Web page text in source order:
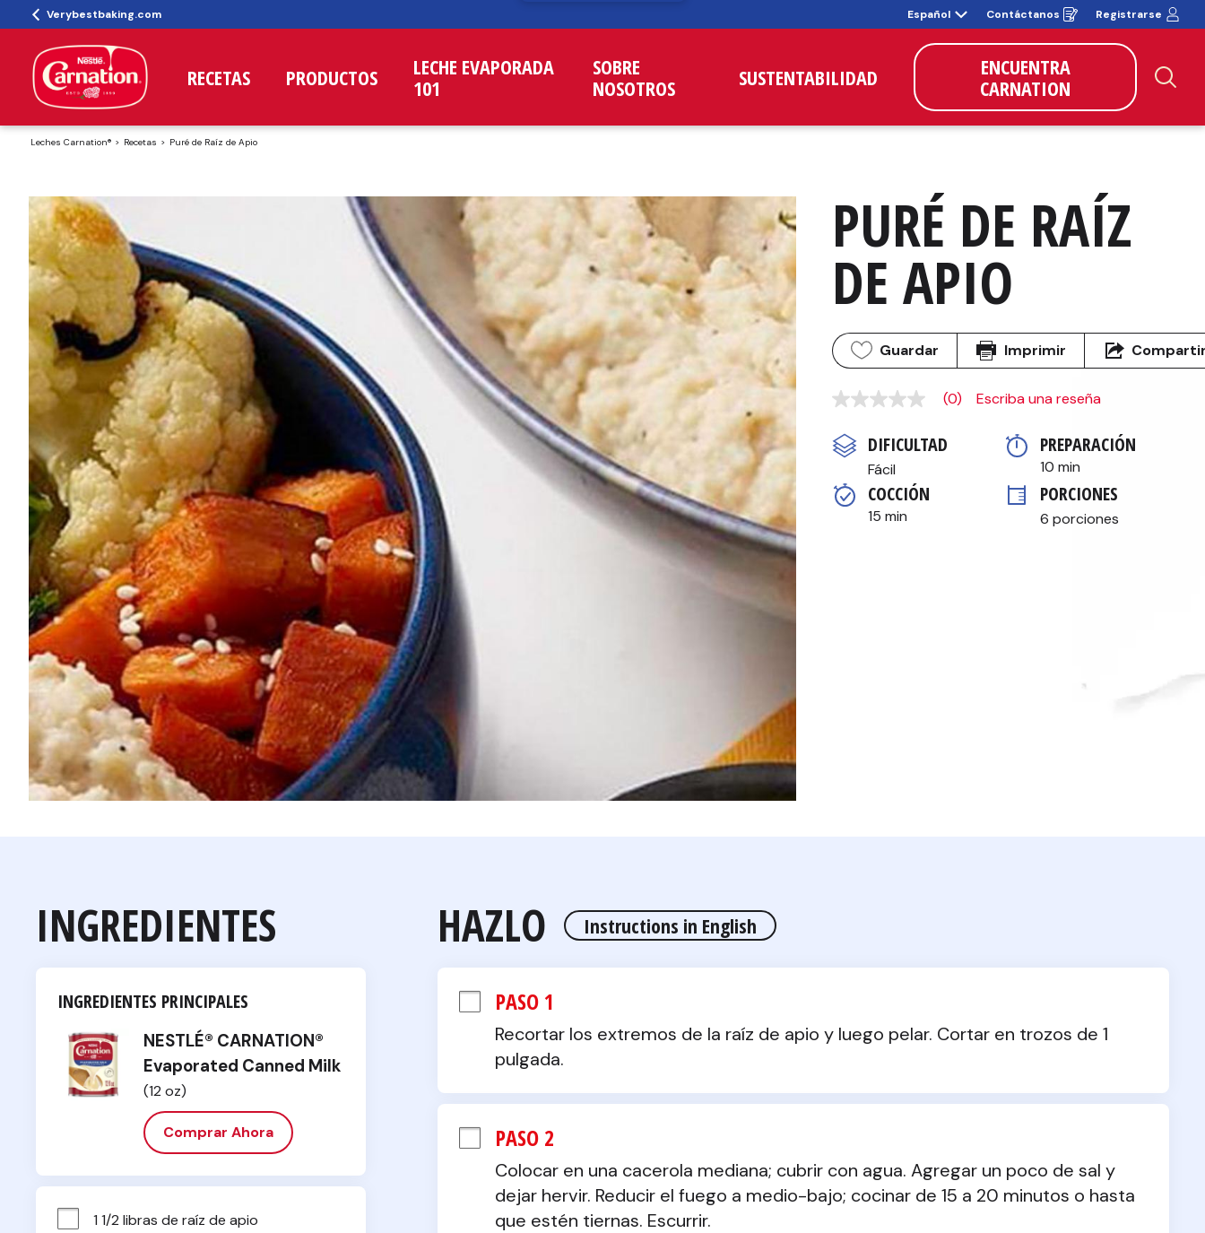
Verybestbaking.com Español Contáctanos
Opens
in
a
window
Registrarse
RECETAS PRODUCTOS
LECHE EVAPORADA
101
SOBRE
NOSOTROS
SUSTENTABILIDAD
ENCUENTRA
CARNATION
Leches Carnation® Recetas Puré de Raíz de Apio
PURÉ DE RAÍZ
DE APIO
Guardar Imprimir
Sin
Enlace
en
misma
página.
(0) Escriba una reseña
DIFICULTAD
Fácil
PREPARACIÓN
10 min
COCCIÓN
15 min
PORCIONES
6 porciones
INGREDIENTES
INGREDIENTES PRINCIPALES
NESTLÉ® CARNATION®
Evaporated Canned Milk
(12 oz)
Comprar Ahora
1 1/2 libras de raíz de apio
HAZLO Instructions in English
PASO 1
Recortar los extremos de la raíz de apio y luego pelar. Cortar en trozos de 1
pulgada.
PASO 2
Colocar en una cacerola mediana; cubrir con agua. Agregar un poco de sal y
dejar hervir. Reducir el fuego a medio-bajo; cocinar de 15 a 20 minutos o hasta
que estén tiernas. Escurrir.